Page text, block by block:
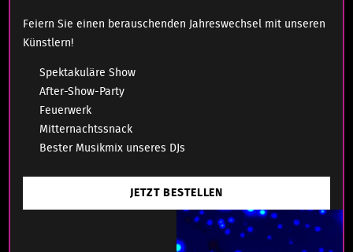
Feiern Sie einen berauschenden Jahreswechsel mit unseren
Künstlern!
Spektakuläre Show
After-Show-Party
Feuerwerk
Mitternachtssnack
Bester Musikmix unseres DJs
JETZT BESTELLEN